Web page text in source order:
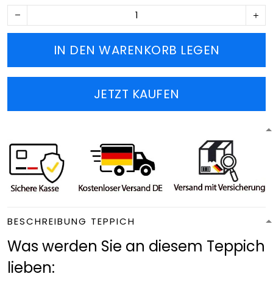
IN DEN WARENKORB LEGEN
JETZT KAUFEN
BESCHREIBUNG TEPPICH
Was werden Sie an diesem Teppich
lieben: